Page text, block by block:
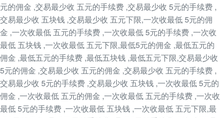
元的佣金 ,交易最少收 五元的手续费 ,交易最少收 5元的手续费 ,
交易最少收 五块钱 ,交易最少收 五元下限,一次收最低 5元的佣
金 ,一次收最低 五元的手续费 ,一次收最低 5元的手续费 ,一次收
最低 五块钱 ,一次收最低 五元下限,最低5元的佣金 ,最低五元的
佣金 ,最低五元的手续费 ,最低五块钱 ,最低五元下限,交易最少收
5元的佣金 ,交易最少收 五元的佣金 ,交易最少收 五元的手续费 ,
交易最少收 5元的手续费 ,交易最少收 五块钱 ,一次收最低 5元的
佣金 ,一次收最低 五元的佣金 ,一次收最低 五元的手续费 ,一次收
最低 5元的手续费 ,一次收最低 五块钱 ,一次收最低 五元下限,最